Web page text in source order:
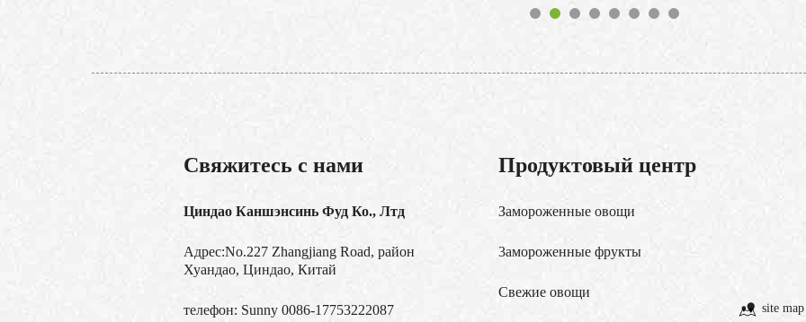
Свяжитесь с нами
Циндао Каншэнсинь Фуд Ко., Лтд
Адрес:No.227 Zhangjiang Road, район
Хуандао, Циндао, Китай
телефон: Sunny 0086-17753222087
Продуктовый центр
Замороженные овощи
3амороженные фрукты
Свежие овощи
site map